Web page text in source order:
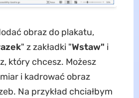
obraz do plakatu,
" z zakładki "Wstaw" i
który chcesz. Możesz
i kadrować obraz
Na przykład chciałbym